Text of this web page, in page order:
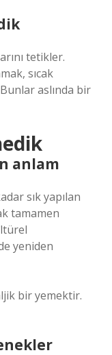
tetikler.
sıcak
aslında bir
anlam
sık yapılan
tamamen
yeniden
bir yemektir.